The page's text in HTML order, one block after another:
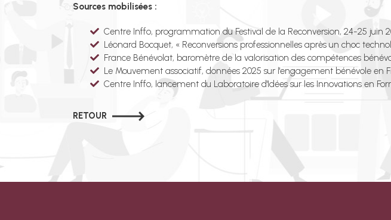
Sources mobilisées :
Centre Inffo, programmation du Festival de la Reconversion, 24-25
Léonard Bocquet, « Reconversions professionnelles après un choc
France Bénévolat, baromètre de la valorisation des compétences
Le Mouvement associatif, données 2025 sur l'engagement bénévole en
Centre Inffo, lancement du Laboratoire d'Idées sur les Innovations en
RETOUR